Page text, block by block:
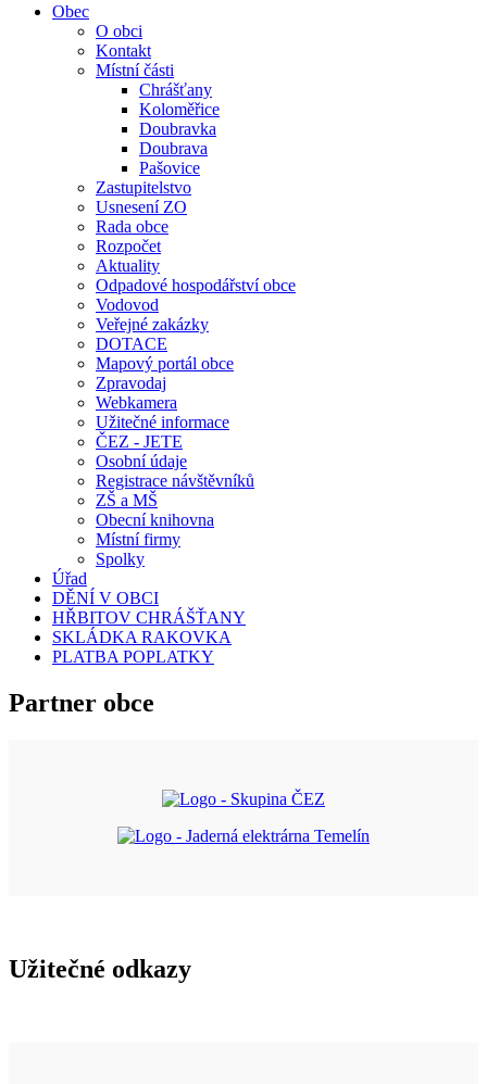
Obec
O obci
Kontakt
Místní části
Chrášťany
Koloměřice
Doubravka
Doubrava
Pašovice
Zastupitelstvo
Usnesení ZO
Rada obce
Rozpočet
Aktuality
Odpadové hospodářství obce
Vodovod
Veřejné zakázky
DOTACE
Mapový portál obce
Zpravodaj
Webkamera
Užitečné informace
ČEZ - JETE
Osobní údaje
Registrace návštěvníků
ZŠ a MŠ
Obecní knihovna
Místní firmy
Spolky
Úřad
DĚNÍ V OBCI
HŘBITOV CHRÁŠŤANY
SKLÁDKA RAKOVKA
PLATBA POPLATKY
Partner obce
Užitečné odkazy